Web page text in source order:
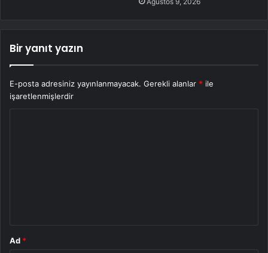
Bir yanıt yazın
E-posta adresiniz yayınlanmayacak. Gerekli alanlar * ile
işaretlenmişlerdir
Ad *